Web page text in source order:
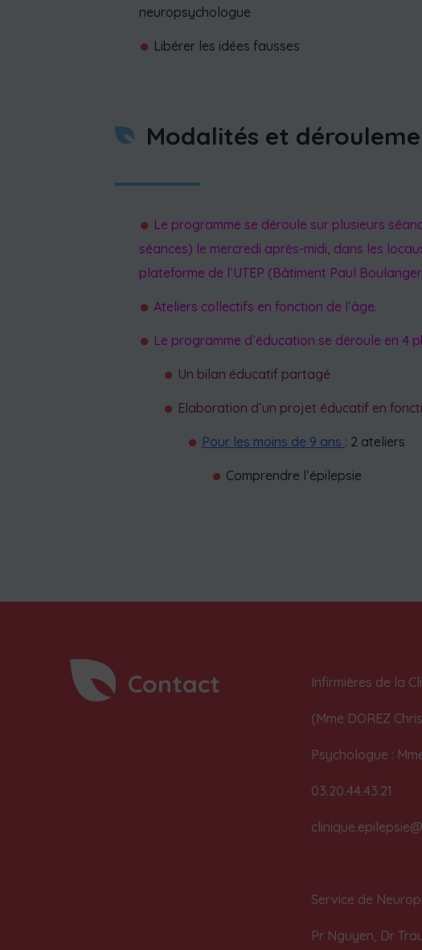
neuropsychologue
Libérer les idées fausses
Modalités et
Le programme se déroule sur plusieurs
séances) le mercredi après-midi, dans les
plateforme de l’UTEP (Bâtiment Paul
Ateliers collectifs en fonction de l’âge.
Le programme d’éducation se déroule en 4
Un bilan éducatif partagé
Elaboration d’un projet éducatif en
Pour les moins de 9 ans : 2 ateliers
Comprendre l’épilepsie
Contact Infirmières de la
(Mme DOREZ
Psychologue :
03.20.44.43.21
Service de
Pr Nguyen, Dr